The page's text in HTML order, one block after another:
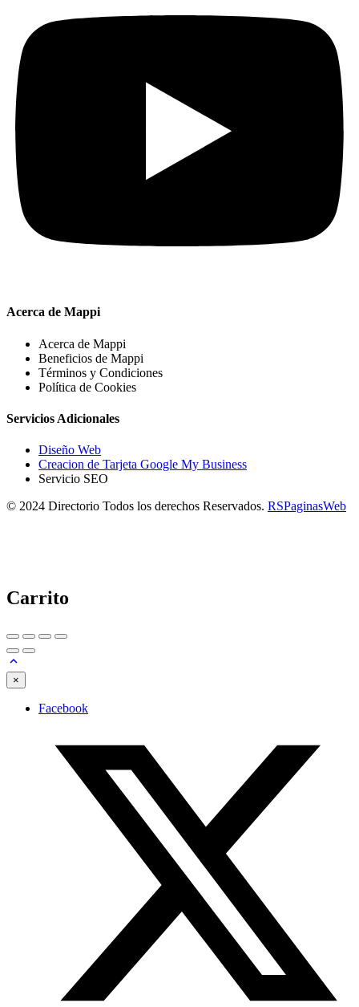
Acerca de Mappi
Acerca de Mappi
Beneficios de Mappi
Términos y Condiciones
Política de Cookies
Servicios Adicionales
Diseño Web
Creacion de Tarjeta Google My Business
Servicio SEO
© 2024 Directorio Todos los derechos Reservados. RSPaginasWeb
Carrito
×
Facebook